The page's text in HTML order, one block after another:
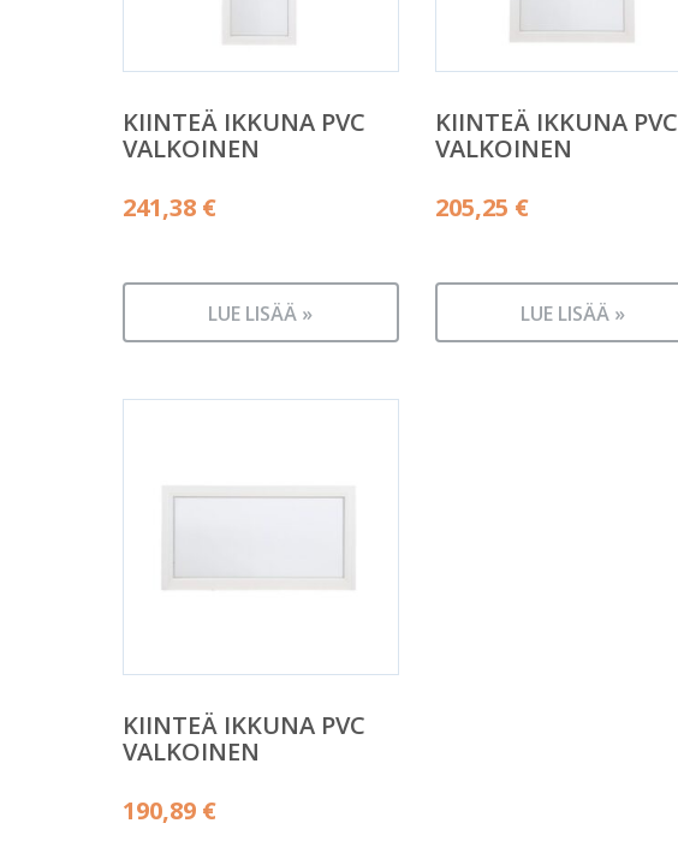
KIINTEÄ IKKUNA PVC
VALKOINEN
241,38 €
LUE LISÄÄ »
KIINTEÄ IKKUNA PVC
VALKOINEN
205,25 €
LUE LISÄÄ »
KIINTEÄ IKKUNA PVC
VALKOINEN
190,89 €